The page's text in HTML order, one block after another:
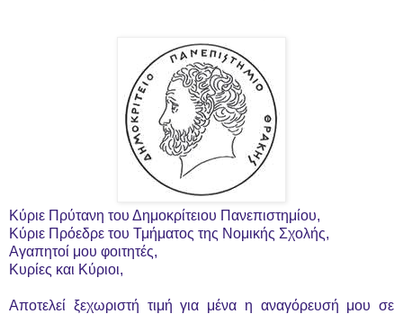
Κύριε Πρύτανη του Δημοκρίτειου Πανεπιστημίου,
Κύριε Πρόεδρε του Τμήματος της Νομικής Σχολής,
Αγαπητοί μου φοιτητές,
Κυρίες και Κύριοι,
Αποτελεί ξεχωριστή τιμή για μένα η αναγόρευσή μου σε